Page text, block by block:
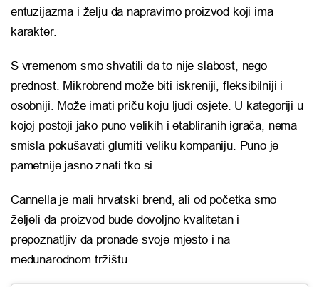
entuzijazma i želju da napravimo proizvod koji ima
karakter.
S vremenom smo shvatili da to nije slabost, nego
prednost. Mikrobrend može biti iskreniji, fleksibilniji i
osobniji. Može imati priču koju ljudi osjete. U kategoriji u
kojoj postoji jako puno velikih i etabliranih igrača, nema
smisla pokušavati glumiti veliku kompaniju. Puno je
pametnije jasno znati tko si.
Cannella je mali hrvatski brend, ali od početka smo
željeli da proizvod bude dovoljno kvalitetan i
prepoznatljiv da pronađe svoje mjesto i na
međunarodnom tržištu.